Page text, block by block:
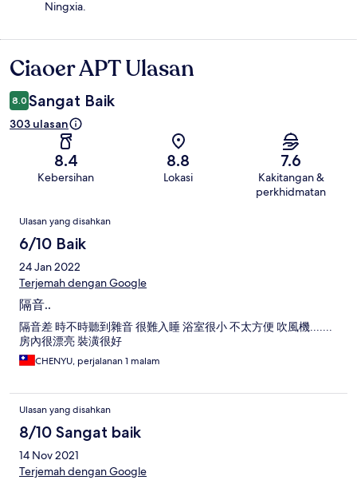
Ningxia.
Ulasan
Ciaoer APT Ulasan
8.0 Sangat Baik
303 ulasan
8.4
Kebersihan
8.8
Lokasi
7.6
Kakitangan &
perkhidmatan
Ulasan
Ulasan yang disahkan
6/10 Baik
24 Jan 2022
Terjemah dengan Google
隔音..
隔音差 時不時聽到雜音 很難入睡 浴室很小 不太方便 吹風機.......
房內很漂亮 裝潢很好
CHENYU, perjalanan 1 malam
Ulasan yang disahkan
8/10 Sangat baik
14 Nov 2021
Terjemah dengan Google